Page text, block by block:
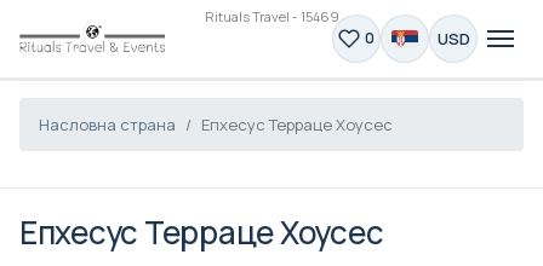
Rituals Travel - 15469
0 USD
Насловна страна Епхесус Терраце Хоусес
Епхесус Терраце Хоусес